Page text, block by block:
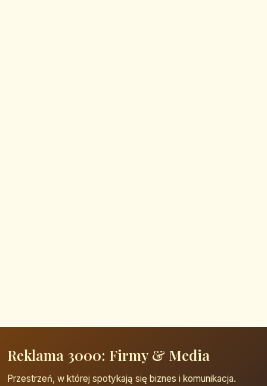
Reklama 3000: Firmy & Media
Przestrzeń, w której spotykają się biznes i komunikacja.